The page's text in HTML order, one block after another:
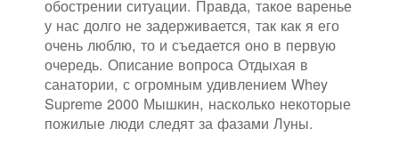
обострении ситуации. Правда, такое варенье
у нас долго не задерживается, так как я его
очень люблю, то и съедается оно в первую
очередь. Описание вопроса Отдыхая в
санатории, с огромным удивлением Whey
Supreme 2000 Мышкин, насколько некоторые
пожилые люди следят за фазами Луны.